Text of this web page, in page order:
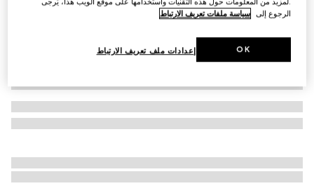
الرجوع إلى سياسة ملفات تعريف الارتباط
إعدادات ملف تعريف الارتباط OK